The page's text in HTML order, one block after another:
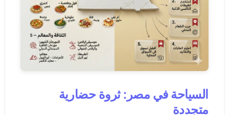
السياحة في مصر: ثروة حضارية
متجددة